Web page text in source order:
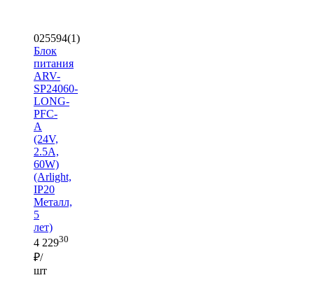
025594(1)
Блок
питания
ARV-
SP24060-
LONG-
PFC-
A
(24V,
2.5A,
60W)
(Arlight,
IP20
Металл,
5
лет)
4 22930
₽/
шт